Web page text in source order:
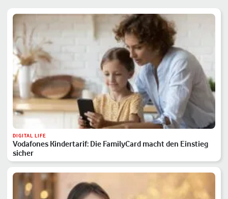
DIGITAL LIFE
Vodafones Kindertarif: Die FamilyCard macht den Einstieg
sicher